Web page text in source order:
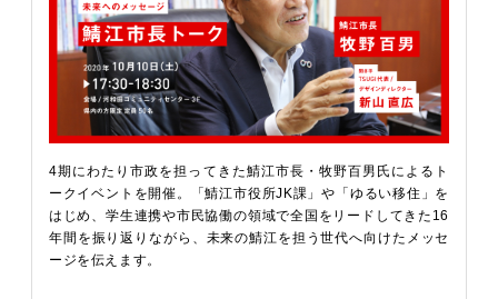
4期にわたり市政を担ってきた鯖江市長・牧野百男氏によるト
ークイベントを開催。「鯖江市役所JK課」や「ゆるい移住」を
はじめ、学生連携や市民協働の領域で全国をリードしてきた16
年間を振り返りながら、未来の鯖江を担う世代へ向けたメッセ
ージを伝えます。